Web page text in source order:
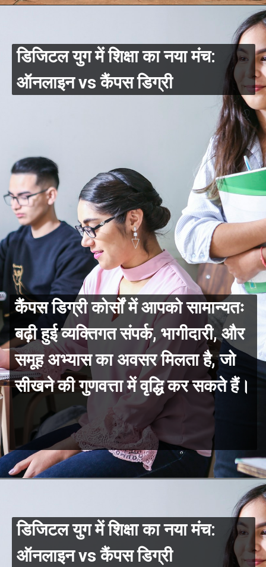
कैंपस डिग्री कोर्सों में आपको सामान्यतः
बढ़ी हुई व्यक्तिगत संपर्क, भागीदारी, और
समूह अभ्यास का अवसर मिलता है, जो
सीखने की गुणवत्ता में वृद्धि कर सकते हैं।
डिजिटल युग में शिक्षा का नया मंच:
ऑनलाइन vs कैंपस डिग्री
डिजिटल युग में शिक्षा का नया मंच:
ऑनलाइन vs कैंपस डिग्री